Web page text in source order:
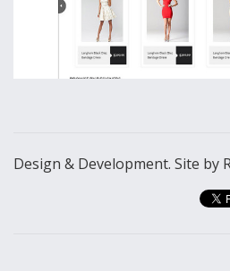
Design & Development. Site by